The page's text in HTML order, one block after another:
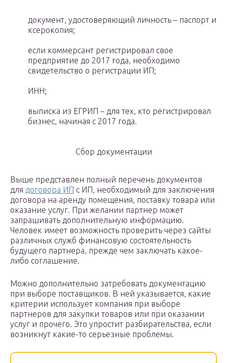
документ, удостоверяющий личность – паспорт и
ксерокопия;
если коммерсант регистрировал свое
предприятие до 2017 года, необходимо
свидетельство о регистрации ИП;
ИНН;
выписка из ЕГРИП – для тех, кто регистрировал
бизнес, начиная с 2017 года.
Сбор документации
Выше представлен полный перечень документов
для договора ИП с ИП, необходимый для заключения
договора на аренду помещения, поставку товара или
оказание услуг. При желании партнер может
запрашивать дополнительную информацию.
Человек имеет возможность проверить через сайты
различных служб финансовую состоятельность
будущего партнера, прежде чем заключать какое-
либо соглашение.
Можно дополнительно затребовать документацию
при выборе поставщиков. В ней указывается, какие
критерии использует компания при выборе
партнеров для закупки товаров или при оказании
услуг и прочего. Это упростит разбирательства, если
возникнут какие-то серьезные проблемы.